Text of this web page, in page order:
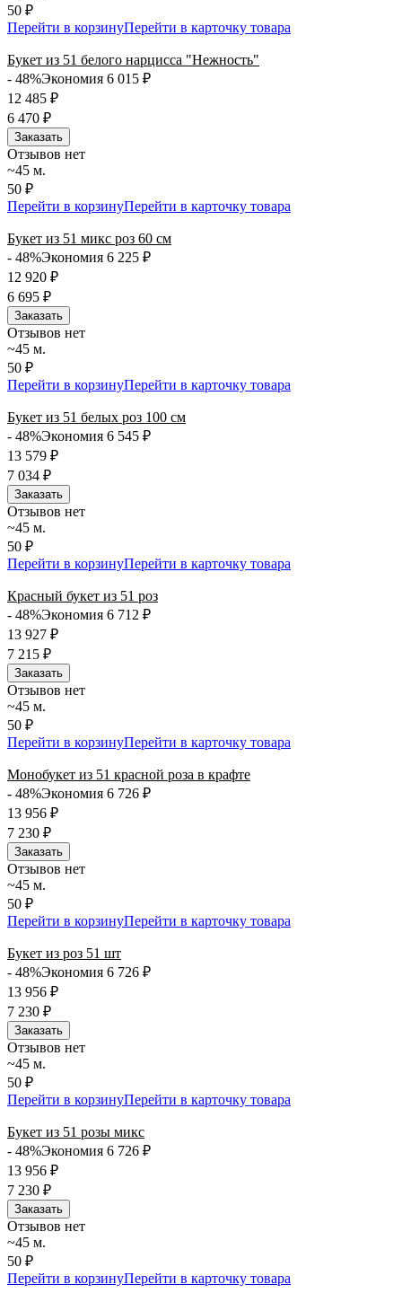
50 ₽
Перейти в корзинуПерейти в карточку товара
Букет из 51 белого нарцисса "Нежность"
- 48%Экономия 6 015 ₽
12 485 ₽
6 470 ₽
Заказать
Отзывов нет
~45 м.
50 ₽
Перейти в корзинуПерейти в карточку товара
Букет из 51 микс роз 60 см
- 48%Экономия 6 225 ₽
12 920 ₽
6 695 ₽
Заказать
Отзывов нет
~45 м.
50 ₽
Перейти в корзинуПерейти в карточку товара
Букет из 51 белых роз 100 см
- 48%Экономия 6 545 ₽
13 579 ₽
7 034 ₽
Заказать
Отзывов нет
~45 м.
50 ₽
Перейти в корзинуПерейти в карточку товара
Красный букет из 51 роз
- 48%Экономия 6 712 ₽
13 927 ₽
7 215 ₽
Заказать
Отзывов нет
~45 м.
50 ₽
Перейти в корзинуПерейти в карточку товара
Монобукет из 51 красной роза в крафте
- 48%Экономия 6 726 ₽
13 956 ₽
7 230 ₽
Заказать
Отзывов нет
~45 м.
50 ₽
Перейти в корзинуПерейти в карточку товара
Букет из роз 51 шт
- 48%Экономия 6 726 ₽
13 956 ₽
7 230 ₽
Заказать
Отзывов нет
~45 м.
50 ₽
Перейти в корзинуПерейти в карточку товара
Букет из 51 розы микс
- 48%Экономия 6 726 ₽
13 956 ₽
7 230 ₽
Заказать
Отзывов нет
~45 м.
50 ₽
Перейти в корзинуПерейти в карточку товара